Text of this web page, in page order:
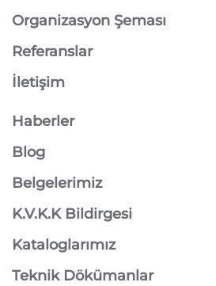
Organizasyon Şeması
Referanslar
İletişim
Haberler
Blog
Belgelerimiz
K.V.K.K Bildirgesi
Kataloglarımız
Teknik Dökümanlar